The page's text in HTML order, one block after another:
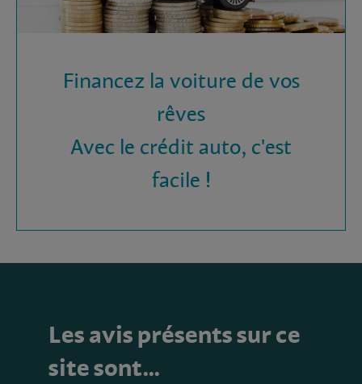
Financez la voiture de vos
rêves
Avec le crédit auto, c'est
facile !
Les avis présents sur ce
site sont…